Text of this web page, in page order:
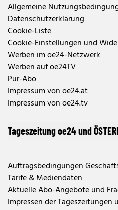
Allgemeine
Datenschutzerklärung
Cookie-Liste
Cookie-Einstellungen und
Werben im oe24-Netzwerk
Werben auf oe24TV
Pur-Abo
Impressum von oe24.at
Impressum von oe24.tv
Tageszeitung oe24 und
Auftragsbedingungen
Tarife & Mediendaten
Aktuelle Abo-Angebote und
Impressen der Tageszeitungen